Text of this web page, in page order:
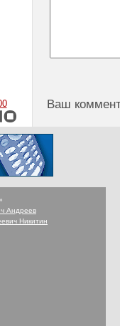
Ваш
Андреев
Никитин